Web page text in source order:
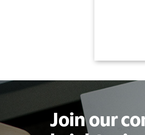
Join our
Join our